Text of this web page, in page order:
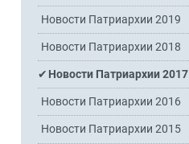
Новости Патриархии 2019
Новости Патриархии 2018
Новости Патриархии 2017
Новости Патриархии 2016
Новости Патриархии 2015